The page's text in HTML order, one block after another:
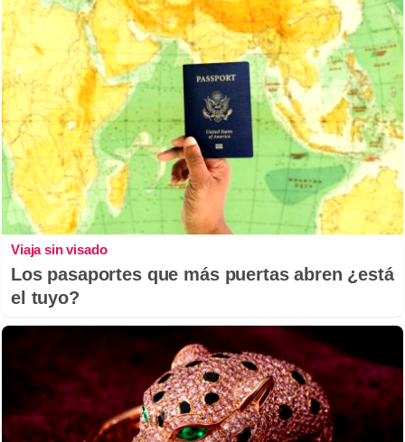
Viaja sin visado
Los pasaportes que más puertas abren ¿está
el tuyo?